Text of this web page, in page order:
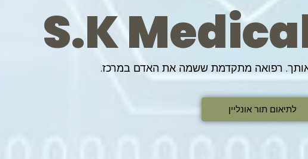
S.K
אותך. רפואה מתקדמת ששמה את האדם במרכז.
לתיאום תור אונליין